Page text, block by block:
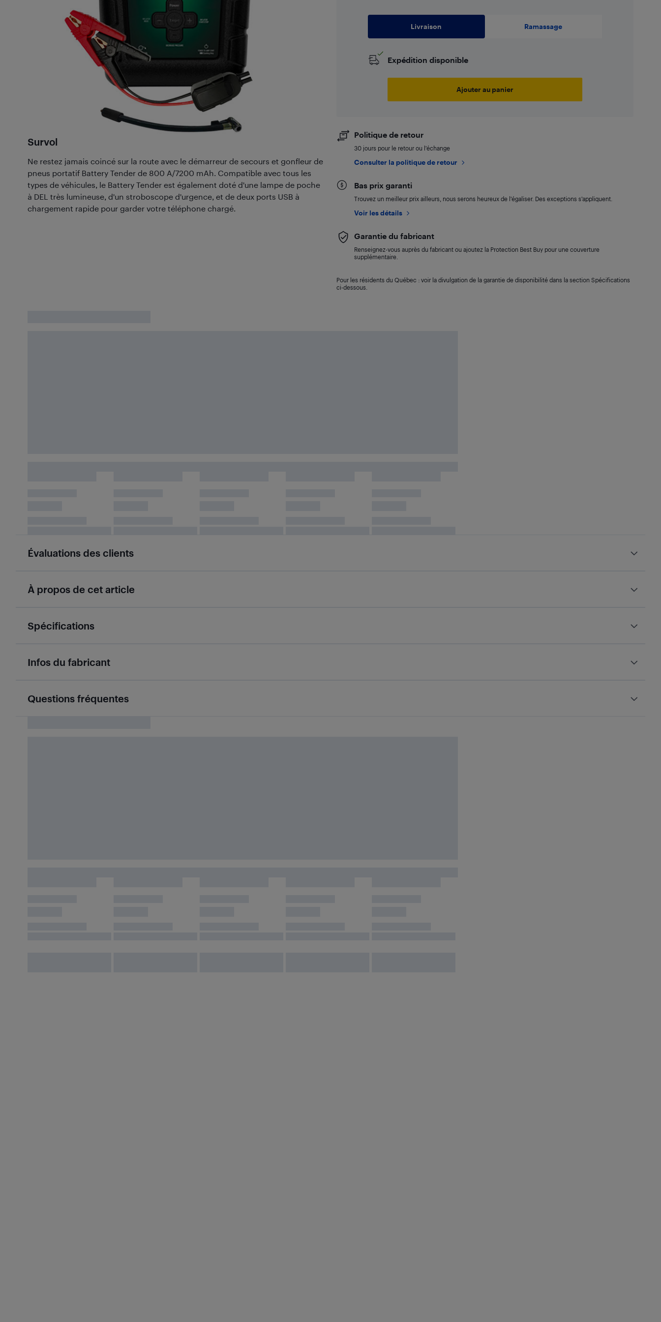
Survol
Ne restez jamais coincé sur la route avec le démarreur de secours et gonfleur de
pneus portatif Battery Tender de 800 A/7200 mAh. Compatible avec tous les
types de véhicules, le Battery Tender est également doté d'une lampe de poche
à DEL très lumineuse, d'un stroboscope d'urgence, et de deux ports USB à
chargement rapide pour garder votre téléphone chargé.
Livraison Ramassage
Expédition disponible
Ajouter au panier
Politique de retour
30 jours pour le retour ou l’échange
Consulter la politique de retour
Bas prix garanti
Trouvez un meilleur prix ailleurs, nous serons heureux de l’égaliser. Des exceptions s’appliquent.
Voir les détails
Garantie du fabricant
Renseignez-vous auprès du fabricant ou ajoutez la Protection Best Buy pour une couverture
supplémentaire.
Pour les résidents du Québec : voir la divulgation de la garantie de disponibilité dans la section Spécifications
ci-dessous.
Évaluations des clients
À propos de cet article
Spécifications
Infos du fabricant
Questions fréquentes